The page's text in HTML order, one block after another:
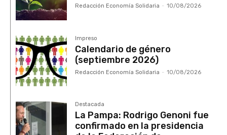
Redacción Economía Solidaria - 10/08/2026
Impreso
Calendario de género
(septiembre 2026)
Redacción Economía Solidaria - 10/08/2026
Destacada
La Pampa: Rodrigo Genoni fue
confirmado en la presidencia